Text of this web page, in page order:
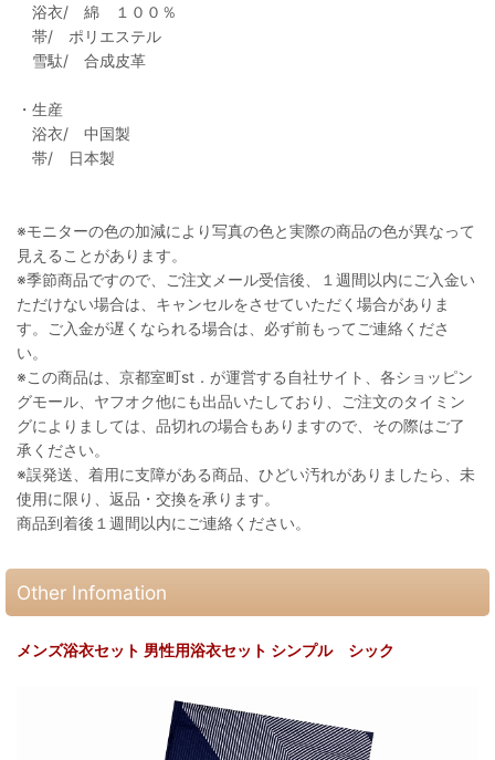
浴衣/ 綿 １００％
帯/ ポリエステル
雪駄/ 合成皮革
・生産
浴衣/ 中国製
帯/ 日本製
※モニターの色の加減により写真の色と実際の商品の色が異なって
見えることがあります。
※季節商品ですので、ご注文メール受信後、１週間以内にご入金い
ただけない場合は、キャンセルをさせていただく場合がありま
す。ご入金が遅くなられる場合は、必ず前もってご連絡くださ
い。
※この商品は、京都室町st．が運営する自社サイト、各ショッピン
グモール、ヤフオク他にも出品いたしており、ご注文のタイミン
グによりましては、品切れの場合もありますので、その際はご了
承ください。
※誤発送、着用に支障がある商品、ひどい汚れがありましたら、未
使用に限り、返品・交換を承ります。
商品到着後１週間以内にご連絡ください。
Other Infomation
メンズ浴衣セット 男性用浴衣セット シンプル シック